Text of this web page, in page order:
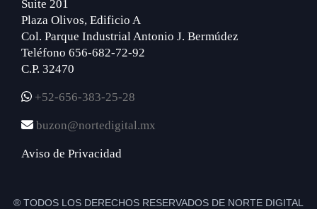
Suite 201
Plaza Olivos, Edificio A
Col. Parque Industrial Antonio J. Bermúdez
Teléfono 656-682-72-92
C.P. 32470
+52-656-383-25-28
buzon@nortedigital.mx
Aviso de Privacidad
® TODOS LOS DERECHOS RESERVADOS DE NORTE DIGITAL